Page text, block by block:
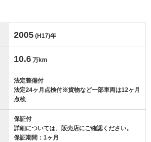
2005 (H17)年
10.6 万km
法定整備付
法定24ヶ月点検付※貨物など一部車両は12ヶ月
点検
保証付
詳細については、販売店にご確認ください。
保証期間：1ヶ月